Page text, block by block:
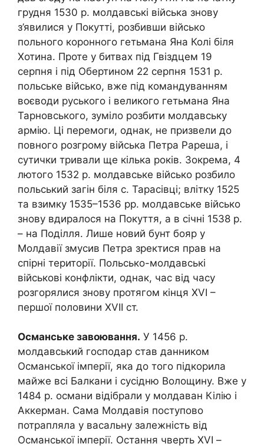
грудня 1530 р. молдавські війська знову
з’явилися у Покутті, розбивши військо
польного коронного гетьмана Яна Колі біля
Хотина. Проте у битвах під Гвіздцем 19
серпня і під Обертином 22 серпня 1531 р.
польське військо, вже під командуванням
воєводи руського і великого гетьмана Яна
Тарновського, зуміло розбити молдавську
армію. Ці перемоги, однак, не призвели до
повного розгрому війська Петра Рареша, і
сутички тривали ще кілька років. Зокрема, 4
лютого 1532 р. молдавське військо розбило
польський загін біля с. Тарасівці; влітку 1525
та взимку 1535–1536 рр. молдавське військо
знову вдиралося на Покуття, а в січні 1538 р.
– на Поділля. Лише новий бунт бояр у
Молдавії змусив Петра зректися прав на
спірні території. Польсько-молдавські
військові конфлікти, однак, час від часу
розгорялися знову протягом кінця XVI –
першої половини XVII ст.
Османське завоювання. У 1456 р.
молдавський господар став данником
Османської імперії, яка до того підкорила
майже всі Балкани і сусідню Волощину. Вже у
1484 р. османи відібрали у молдаван Кілію і
Аккерман. Сама Молдавія поступово
потрапляла у васальну залежність від
Османської імперії. Остання чверть XVI –